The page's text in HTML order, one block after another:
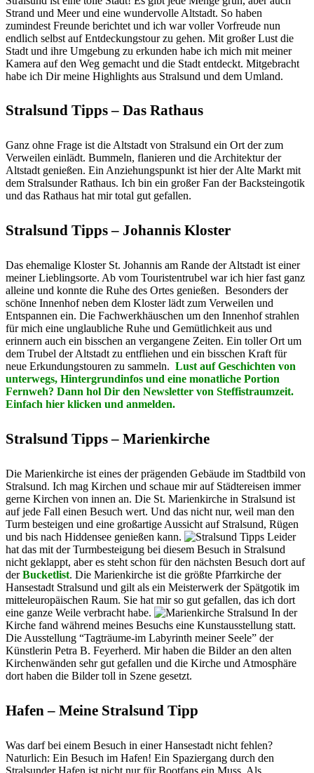
Strand und Meer und eine wundervolle Altstadt. So haben
zumindest Freunde berichtet und ich war voller Vorfreude nun
endlich selbst auf Entdeckungstour zu gehen. Mit großer Lust die
Stadt und ihre Umgebung zu erkunden habe ich mich mit meiner
Kamera auf den Weg gemacht und die Stadt entdeckt. Mitgebracht
habe ich Dir meine Highlights aus Stralsund und dem Umland.
Stralsund Tipps – Das Rathaus
Ganz ohne Frage ist die Altstadt von Stralsund ein Ort der zum
Verweilen einlädt. Bummeln, flanieren und die Architektur der
Altstadt genießen. Ein Anziehungspunkt ist hier der Alte Markt mit
dem Stralsunder Rathaus. Ich bin ein großer Fan der Backsteingotik
und das Rathaus hat mir total gut gefallen.
Stralsund Tipps – Johannis Kloster
Das ehemalige Kloster St. Johannis am Rande der Altstadt ist einer
meiner Lieblingsorte. Ab vom Touristentrubel war ich hier fast ganz
alleine und konnte die Ruhe des Ortes genießen. Besonders der
schöne Innenhof neben dem Kloster lädt zum Verweilen und
Entspannen ein. Die Fachwerkhäuschen um den Innenhof strahlen
für mich eine unglaubliche Ruhe und Gemütlichkeit aus und
erinnern auch ein bisschen an vergangene Zeiten. Ein toller Ort um
dem Trubel der Altstadt zu entfliehen und ein bisschen Kraft für
neue Erkundungstouren zu sammeln. Lust auf Geschichten von
unterwegs, Hintergrundinfos und eine monatliche Portion
Fernweh? Dann hol Dir den Newsletter von Steffistraumzeit.
Einfach hier klicken und anmelden.
Stralsund Tipps – Marienkirche
Die Marienkirche ist eines der prägenden Gebäude im Stadtbild von
Stralsund. Ich mag Kirchen und schaue mir auf Städtereisen immer
gerne Kirchen von innen an. Die St. Marienkirche in Stralsund ist
auf jede Fall einen Besuch wert. Und das nicht nur, weil man den
Turm besteigen und eine großartige Aussicht auf Stralsund, Rügen
und bis nach Hiddensee genießen kann.
Leider
hat das mit der Turmbesteigung bei diesem Besuch in Stralsund
nicht geklappt, aber es steht schon für den nächsten Besuch dort auf
derBucketlist. Die Marienkirche ist die größte Pfarrkirche der
Hansestadt Stralsund und gilt als ein Meisterwerk der Spätgotik im
mitteleuropäischen Raum. Sie hat mir so gut gefallen, das ich dort
eine ganze Weile verbracht habe.
In der
Kirche fand während meines Besuchs eine Kunstausstellung statt.
Die Ausstellung “Tagträume-im Labyrinth meiner Seele” der
Künstlerin Petra B. Feyerherd. Mir haben die Bilder an den alten
Kirchenwänden sehr gut gefallen und die Kirche und Atmosphäre
dort haben die Bilder toll in Szene gesetzt.
Hafen – Meine Stralsund Tipp
Was darf bei einem Besuch in einer Hansestadt nicht fehlen?
Naturlich: Ein Besuch im Hafen! Ein Spaziergang durch den
Stralsunder Hafen ist nicht nur für Bootfans ein Muss. Als